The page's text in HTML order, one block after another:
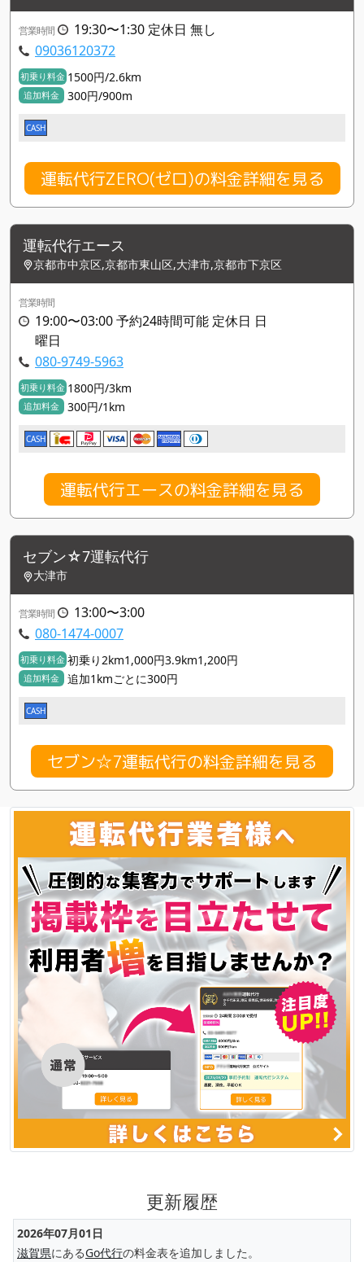
営業時間
19:30〜1:30 定休日 無し
09036120372
初乗り料金 1500円/2.6km
追加料金 300円/900m
CASH
運転代行ZERO(ゼロ)の料金詳細を見る
運転代行エース
京都市中京区,京都市東山区,大津市,京都市下京区
営業時間
19:00〜03:00 予約24時間可能 定休日 日
曜日
080-9749-5963
初乗り料金 1800円/3km
追加料金 300円/1km
CASH
運転代行エースの料金詳細を見る
セブン☆7運転代行
大津市
営業時間
13:00〜3:00
080-1474-0007
初乗り料金 初乗り2km1,000円3.9km1,200円
追加料金 追加1kmごとに300円
CASH
セブン☆7運転代行の料金詳細を見る
更新履歴
2026年07月01日
滋賀県にあるGo代行の料金表を追加しました。